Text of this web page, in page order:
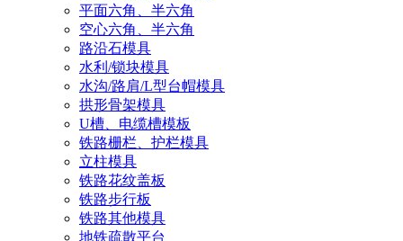
平面六角、半六角
空心六角、半六角
路沿石模具
水利/锁块模具
水沟/路肩/L型台帽模具
拱形骨架模具
U槽、电缆槽模板
铁路栅栏、护栏模具
立柱模具
铁路花纹盖板
铁路步行板
铁路其他模具
地铁疏散平台